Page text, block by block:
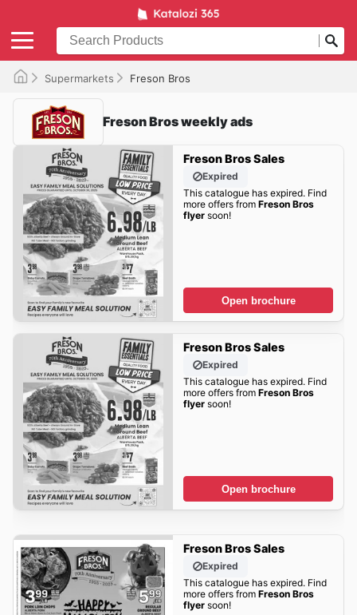
Supermarkets Freson Bros
Freson Bros weekly ads
Freson Bros Sales
Expired
This catalogue has expired. Find
more offers from Freson Bros
flyersoon!
Open brochure
Freson Bros Sales
Expired
This catalogue has expired. Find
more offers from Freson Bros
flyersoon!
Open brochure
Freson Bros Sales
Expired
This catalogue has expired. Find
more offers from Freson Bros
flyersoon!